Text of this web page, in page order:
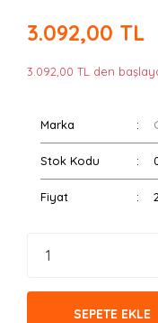
3.092,00 TL
3.092,00 TL den
Marka
Stok Kodu
Fiyat
SEPETE EKLE